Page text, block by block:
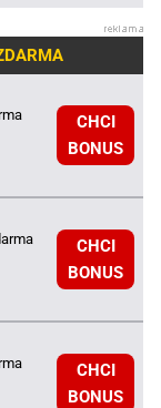
CHCI
BONUS
CHCI
BONUS
CHCI
BONUS